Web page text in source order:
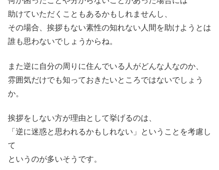
助けていただくこともあるかもしれませんし、
その場合、挨拶もない素性の知れない人間を助けようとは
誰も思わないでしょうからね。
また逆に自分の周りに住んでいる人がどんな人なのか、
雰囲気だけでも知っておきたいところではないでしょう
か。
挨拶をしない方が理由として挙げるのは、
「逆に迷惑と思われるかもしれない」ということを考慮し
て
というのが多いそうです。